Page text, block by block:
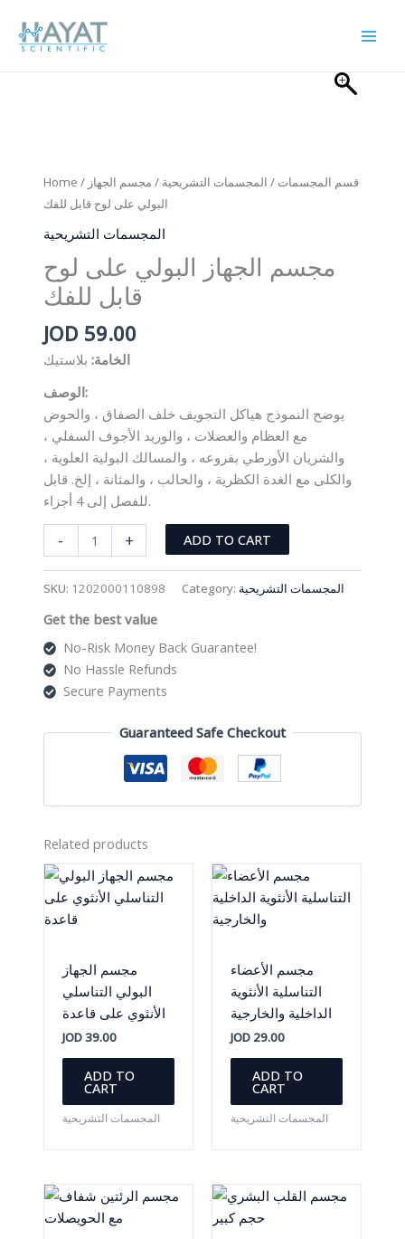
content
Home / قسم المجسمات / المجسمات التشريحية / مجسم الجهاز
البولي على لوح قابل للفك
المجسمات التشريحية
مجسم الجهاز البولي على لوح
قابل للفك
JOD 59.00
الخامة: بلاستيك
الوصف:
يوضح النموذج هياكل التجويف خلف الصفاق ، والحوض
مع العظام والعضلات ، والوريد الأجوف السفلي ،
والشريان الأورطي بفروعه ، والمسالك البولية العلوية ،
والكلى مع الغدة الكظرية ، والحالب ، والمثانة ، إلخ. قابل
للفصل إلى 4 أجزاء.
-
الجهاز
لوح
قابل
للفك
quantity
+ ADD TO CART
SKU: 1202000110898 Category: المجسمات التشريحية
Get the best value
No-Risk Money Back Guarantee!
No Hassle Refunds
Secure Payments
Guaranteed Safe Checkout
Related products
مجسم الجهاز
البولي التناسلي
الأنثوي على قاعدة
JOD39.00
ADD TO
CART
المجسمات التشريحية
مجسم الأعضاء
التناسلية الأنثوية
الداخلية والخارجية
JOD 29.00
ADD TO
CART
المجسمات التشريحية